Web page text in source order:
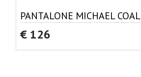
PANTALONE MICHAEL COAL
€ 126